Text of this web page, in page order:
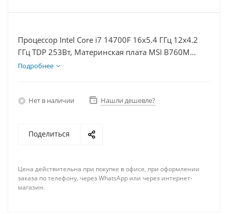
Процессор Intel Core i7 14700F 16x5.4 ГГц 12x4.2
ГГц TDP 253Вт, Материнская плата MSI B760M
BOMBER WIFI D5, Видеокарта RTX 5060Ti 16Гб,
Подробнее
Нет в наличии Нашли дешевле?
Поделиться
Цена действительна при покупке в офисе, при оформлении
заказа по телефону, через WhatsApp или через интернет-
магазин.